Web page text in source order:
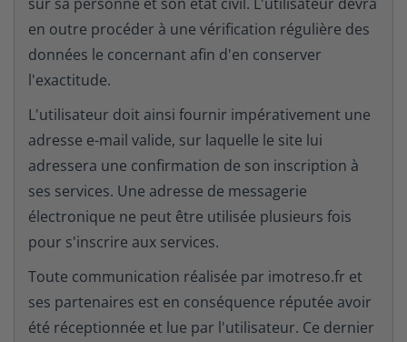
en outre procéder à une vérification régulière des
données le concernant afin d'en conserver
l'exactitude.
L'utilisateur doit ainsi fournir impérativement une
adresse e-mail valide, sur laquelle le site lui
adressera une confirmation de son inscription à
ses services. Une adresse de messagerie
électronique ne peut être utilisée plusieurs fois
pour s'inscrire aux services.
Toute communication réalisée par imotreso.fr et
ses partenaires est en conséquence réputée avoir
été réceptionnée et lue par l'utilisateur. Ce dernier